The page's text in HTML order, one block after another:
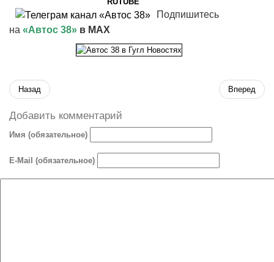
Подпишитесь
на «Автос 38» в MAX
Назад Вперед
Добавить комментарий
Имя (обязательное)
E-Mail (обязательное)